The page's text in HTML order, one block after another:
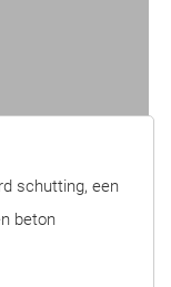
schutting, een
beton